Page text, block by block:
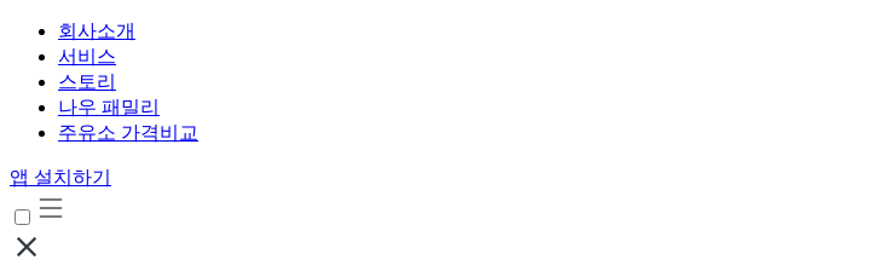
회사소개
서비스
스토리
나우 패밀리
주유소 가격비교
앱 설치하기